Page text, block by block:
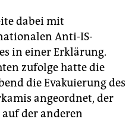
dabei mit
Anti-IS-
in einer Erklärung.
zufolge hatte die
die Evakuierung des
angeordnet, der
auf der anderen